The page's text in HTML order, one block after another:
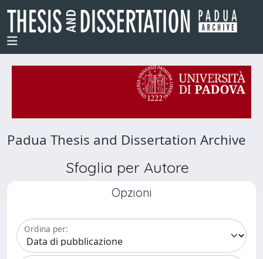
Padua Thesis and Dissertation Archive
Sfoglia per Autore
Opzioni
Ordina per: